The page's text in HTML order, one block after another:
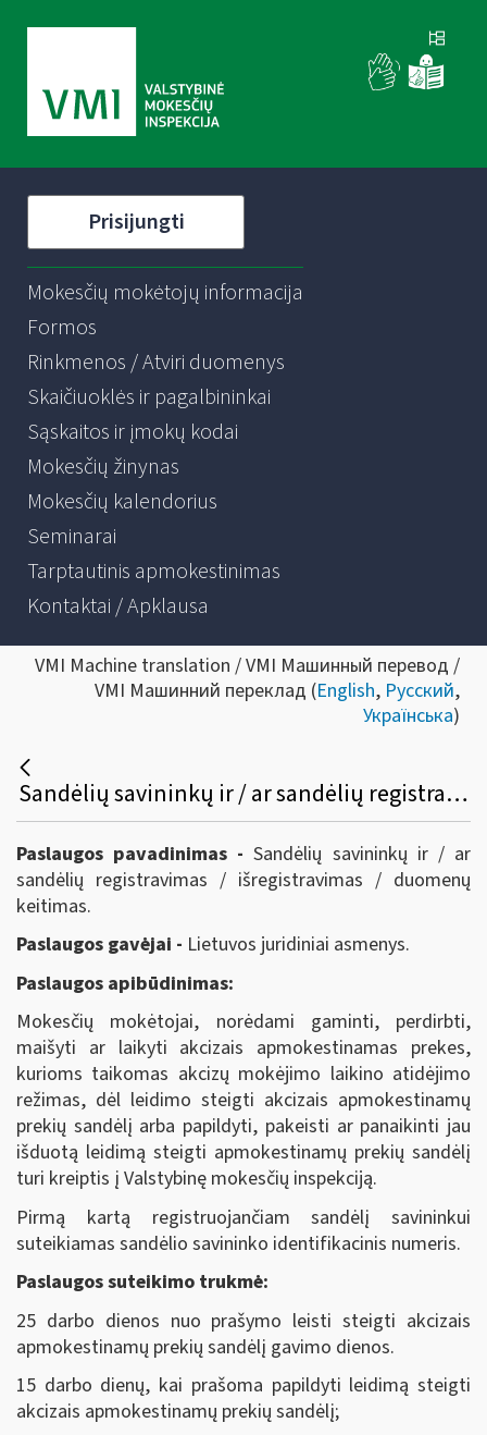
Prisijungti
Mokesčių mokėtojų informacija
Formos
Rinkmenos / Atviri duomenys
Skaičiuoklės ir pagalbininkai
Sąskaitos ir įmokų kodai
Mokesčių žinynas
Mokesčių kalendorius
Seminarai
Tarptautinis apmokestinimas
Kontaktai / Apklausa
VMI Machine translation / VMI Машинный перевод /
VMI Машинний переклад (English, Русский,
Українська)
Sandėlių savininkų ir / ar sandėlių registravimas / išregistravimas / duomenų keitimas
Paslaugos pavadinimas - Sandėlių savininkų ir / ar
sandėlių registravimas / išregistravimas / duomenų
keitimas.
Paslaugos gavėjai - Lietuvos juridiniai asmenys.
Paslaugos apibūdinimas:
Mokesčių mokėtojai, norėdami gaminti, perdirbti,
maišyti ar laikyti akcizais apmokestinamas prekes,
kurioms taikomas akcizų mokėjimo laikino atidėjimo
režimas, dėl leidimo steigti akcizais apmokestinamų
prekių sandėlį arba papildyti, pakeisti ar panaikinti jau
išduotą leidimą steigti apmokestinamų prekių sandėlį
turi kreiptis į Valstybinę mokesčių inspekciją.
Pirmą kartą registruojančiam sandėlį savininkui
suteikiamas sandėlio savininko identifikacinis numeris.
Paslaugos suteikimo trukmė:
25 darbo dienos nuo prašymo leisti steigti akcizais
apmokestinamų prekių sandėlį gavimo dienos.
15 darbo dienų, kai prašoma papildyti leidimą steigti
akcizais apmokestinamų prekių sandėlį;